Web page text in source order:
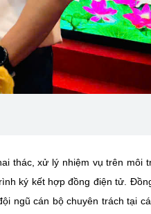
thác, xử lý nhiệm vụ trên môi
ký kết hợp đồng điện tử.
ngũ cán bộ chuyên trách tại